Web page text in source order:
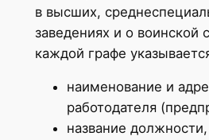
в высших,
заведениях и о воинской
каждой графе
наименование и
работодателя
название